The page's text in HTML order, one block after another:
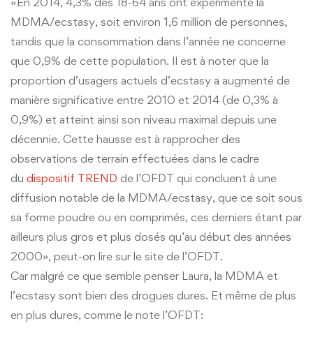
MDMA/ecstasy, soit environ 1,6 million de personnes,
tandis que la consommation dans l’année ne concerne
que 0,9% de cette population. Il est à noter que la
proportion d’usagers actuels d’ecstasy a augmenté de
manière significative entre 2010 et 2014 (de 0,3% à
0,9%) et atteint ainsi son niveau maximal depuis une
décennie. Cette hausse est à rapprocher des
observations de terrain effectuées dans le cadre
du dispositif TREND de l’OFDT qui concluent à une
diffusion notable de la MDMA/ecstasy, que ce soit sous
sa forme poudre ou en comprimés, ces derniers étant par
ailleurs plus gros et plus dosés qu’au début des années
2000», peut-on lire sur le site de l’OFDT.
Car malgré ce que semble penser Laura, la MDMA et
l’ecstasy sont bien des drogues dures. Et même de plus
en plus dures, comme le note l’OFDT: